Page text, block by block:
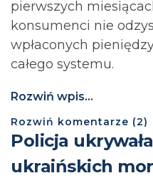
pierwszych
konsumenci nie
wpłaconych
całego systemu.
Rozwiń wpis...
Rozwiń komentarze (2)
Policja
ukraińskich